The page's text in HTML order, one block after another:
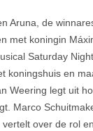
Aruna, de
met koningin
Saturday
koningshuis en
Weering legt uit
Marco
over de rol